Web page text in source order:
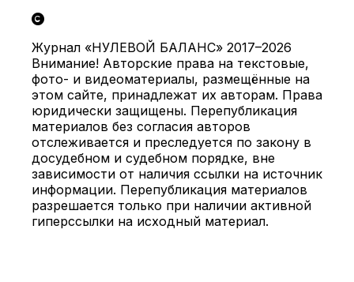
Журнал «НУЛЕВОЙ БАЛАНС» 2017–2026
Внимание! Авторские права на текстовые,
фото- и видеоматериалы, размещённые на
этом сайте, принадлежат их авторам. Права
юридически защищены. Перепубликация
материалов без согласия авторов
отслеживается и преследуется по закону в
досудебном и судебном порядке, вне
зависимости от наличия ссылки на источник
информации. Перепубликация материалов
разрешается только при наличии активной
гиперссылки на исходный материал.